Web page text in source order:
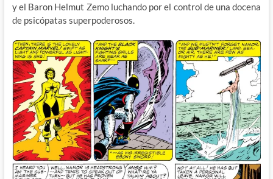
y el Baron Helmut Zemo luchando por el control de una docena
de psicópatas superpoderosos.